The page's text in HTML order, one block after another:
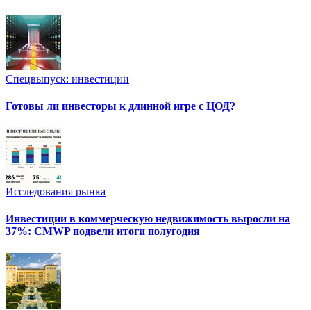
Спецвыпуск: инвестиции
Готовы ли инвесторы к длинной игре с ЦОД?
Исследования рынка
Инвестиции в коммерческую недвижимость выросли на
37%: CMWP подвели итоги полугодия